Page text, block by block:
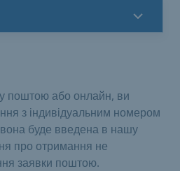
поштою або онлайн, ви
з індивідуальним номером
вона буде введена в нашу
про отримання не
заявки поштою.